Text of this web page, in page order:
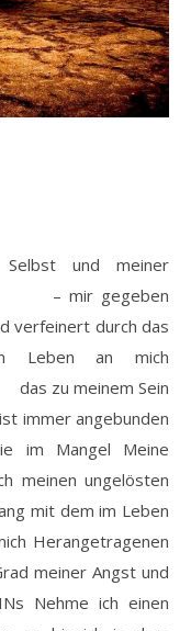
– mir gegeben
durch das
Leben an mich
meinem Sein
angebunden
im Mangel Meine
meinen ungelösten
mit dem im Leben
Angst und
Nehme ich einen